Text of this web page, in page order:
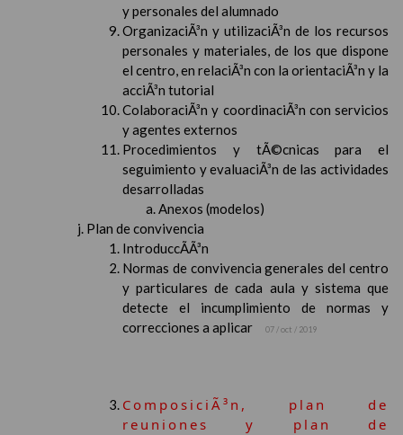
y personales del alumnado
OrganizaciÃ³n y utilizaciÃ³n de los recursos
personales y materiales, de los que dispone
el centro, en relaciÃ³n con la orientaciÃ³n y la
acciÃ³n tutorial
ColaboraciÃ³n y coordinaciÃ³n con servicios
y agentes externos
Procedimientos y tÃ©cnicas para el
seguimiento y evaluaciÃ³n de las actividades
desarrolladas
Anexos (modelos)
Plan de convivencia
IntroduccÃ­Ã³n
Normas de convivencia generales del centro
y particulares de cada aula y sistema que
detecte el incumplimiento de normas y
correcciones a aplicar
07 / oct / 2019
ComposiciÃ³n, plan de
reuniones y plan de